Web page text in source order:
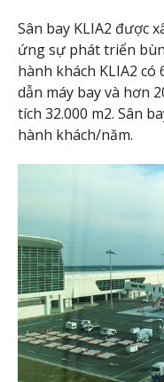
Sân bay KLIA2 được
ứng sự phát triển
hành khách KLIA2 có
dẫn máy bay và hơn
tích 32.000 m2. Sân
hành khách/năm.